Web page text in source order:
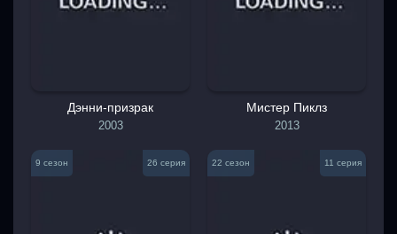
Дэнни-призрак
2003
Мистер Пиклз
2013
9 сезон 26 серия 22 сезон 11 серия